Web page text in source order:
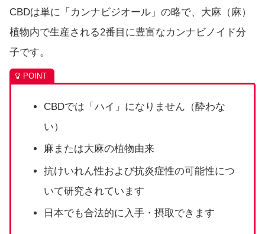
CBDは単に「カンナビジオール」の略で、大麻（麻）
植物内で生産される2番目に豊富なカンナビノイド分
子です。
CBDでは「ハイ」になりません（酔わな
い）
麻または大麻の植物由来
抗けいれん性および抗炎症性の可能性につ
いて研究されています
日本でも合法的に入手・摂取できます